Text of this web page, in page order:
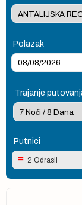
Polazak
Trajanje
Putnici
2 Odrasli